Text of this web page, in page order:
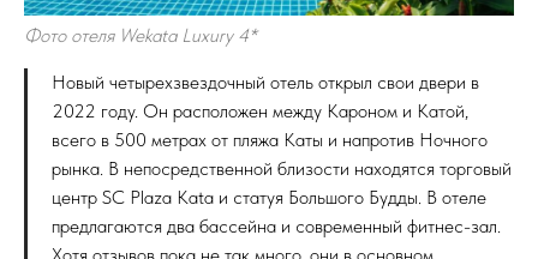
Фото отеля Wekata Luxury 4*
Новый четырехзвездочный отель открыл свои двери в
2022 году. Он расположен между Кароном и Катой,
всего в 500 метрах от пляжа Каты и напротив Ночного
рынка. В непосредственной близости находятся торговый
центр SC Plaza Kata и статуя Большого Будды. В отеле
предлагаются два бассейна и современный фитнес-зал.